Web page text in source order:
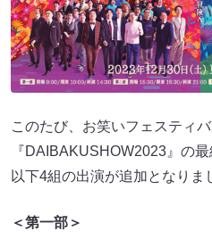
このたび、お笑いフェスティ
『DAIBAKUSHOW2023』の
以下4組の出演が追加となりま
＜第一部＞